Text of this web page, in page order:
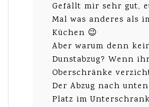
Gefällt mir sehr gut,
Mal was anderes als
Küchen 😉
Aber warum denn
Dunstabzug? Wenn
Oberschränke
Der Abzug nach
Platz im